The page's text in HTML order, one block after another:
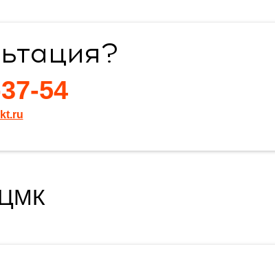
54